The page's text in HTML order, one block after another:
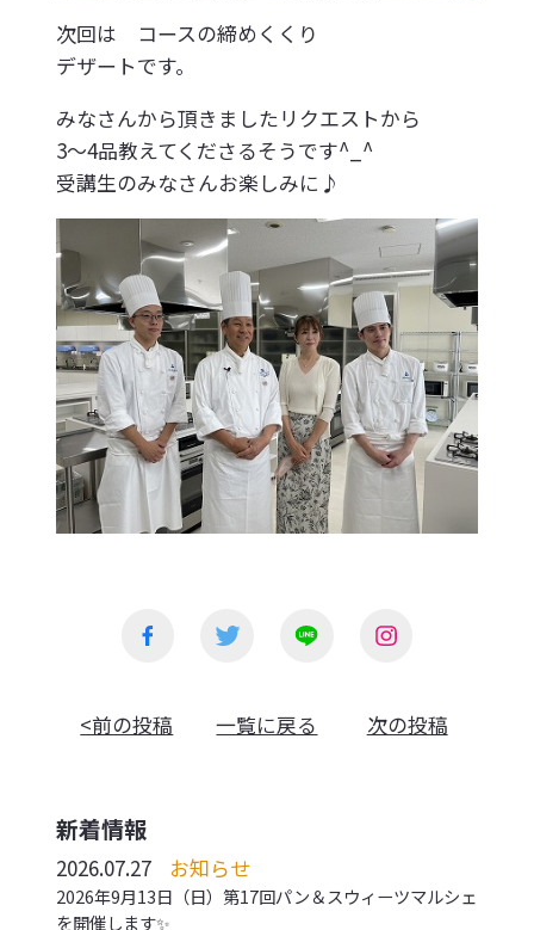
次回は コースの締めくくり
デザートです。
みなさんから頂きましたリクエストから
3〜4品教えてくださるそうです^_^
受講生のみなさんお楽しみに♪
<前の投稿 一覧に戻る 次の投稿
新着情報
2026.07.27 お知らせ
2026年9月13日（日）第17回パン＆スウィーツマルシェ
を開催します✨